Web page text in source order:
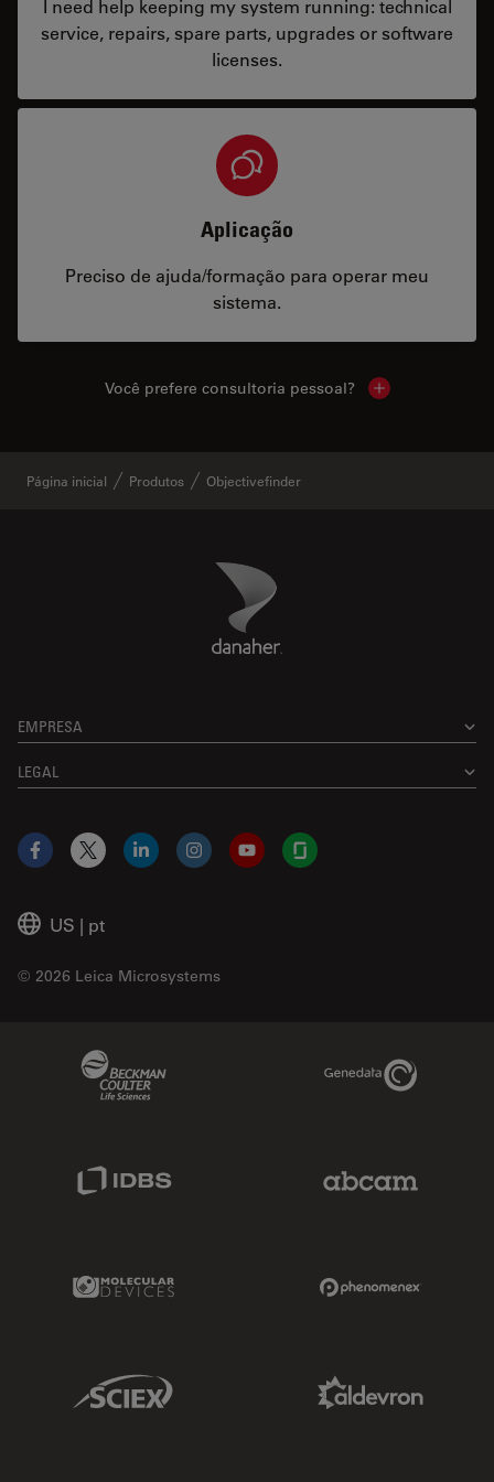
I need help keeping my system running: technical
service, repairs, spare parts, upgrades or software
licenses.
Aplicação
Preciso de ajuda/formação para operar meu
sistema.
Você prefere consultoria pessoal? Show local
Página inicial Produtos Objectivefinder
Danaher Logo
EMPRESA
LEGAL
US | pt
© 2026 Leica Microsystems
Facebook
X LinkedInInstagramYouTubeGlassdoor
Genedata Link
Molecular Devices Link
Sciex Link